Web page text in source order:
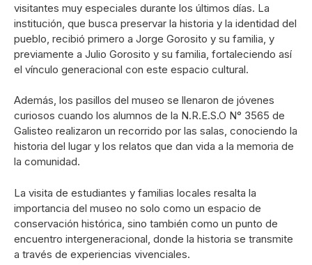
visitantes muy especiales durante los últimos días. La
institución, que busca preservar la historia y la identidad del
pueblo, recibió primero a Jorge Gorosito y su familia, y
previamente a Julio Gorosito y su familia, fortaleciendo así
el vínculo generacional con este espacio cultural.
Además, los pasillos del museo se llenaron de jóvenes
curiosos cuando los alumnos de la N.R.E.S.O N° 3565 de
Galisteo realizaron un recorrido por las salas, conociendo la
historia del lugar y los relatos que dan vida a la memoria de
la comunidad.
La visita de estudiantes y familias locales resalta la
importancia del museo no solo como un espacio de
conservación histórica, sino también como un punto de
encuentro intergeneracional, donde la historia se transmite
a través de experiencias vivenciales.